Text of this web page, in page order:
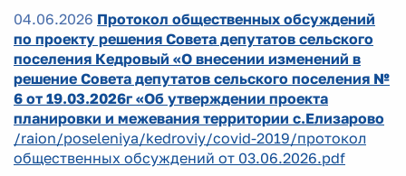
04.06.2026 Протокол общественных обсуждений
по проекту решения Совета депутатов сельского
поселения Кедровый «О внесении изменений в
решение Совета депутатов сельского поселения №
6 от 19.03.2026г «Об утверждении проекта
планировки и межевания территории с.Елизарово
/raion/poseleniya/kedroviy/covid-2019/протокол
общественных обсуждений от 03.06.2026.pdf